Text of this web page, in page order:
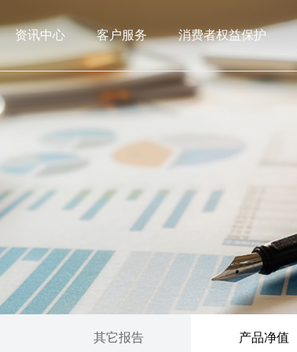
资讯中心 客户服务 消费者权益保护
其它报告 产品净值